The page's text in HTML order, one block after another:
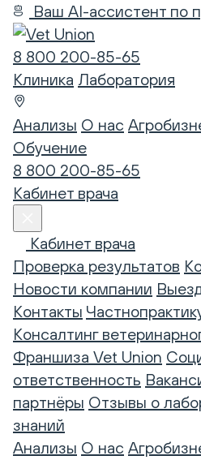
Ваш AI-ассистент по
8 800 200-85-65
Клиника Лаборатория
Анализы О нас
Обучение
8 800 200-85-65
Кабинет врача
Кабинет врача
Проверка результатов
Новости компании
Контакты
Консалтинг
Франшиза Vet Union
ответственность
партнёры Отзывы о
знаний
Анализы О нас